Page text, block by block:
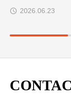
2026.06.23